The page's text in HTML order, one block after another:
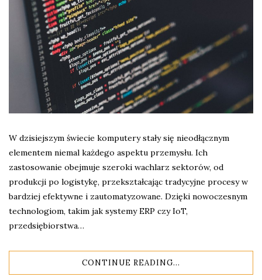
W dzisiejszym świecie komputery stały się nieodłącznym
elementem niemal każdego aspektu przemysłu. Ich
zastosowanie obejmuje szeroki wachlarz sektorów, od
produkcji po logistykę, przekształcając tradycyjne procesy w
bardziej efektywne i zautomatyzowane. Dzięki nowoczesnym
technologiom, takim jak systemy ERP czy IoT,
przedsiębiorstwa…
CONTINUE READING...